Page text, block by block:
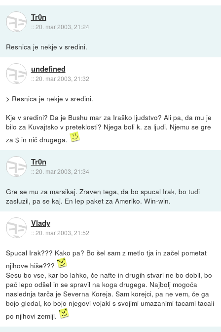
Tr0n
::20. mar 2003, 21:24
Resnica je nekje v sredini.
undefined
::20. mar 2003, 21:32
> Resnica je nekje v sredini.
Kje v sredini? Da je Bushu mar za Iraško ljudstvo? Ali pa, da mu je
bilo za Kuvajtsko v preteklosti? Njega boli k. za ljudi. Njemu se gre
za $ in nič drugega.
Tr0n
::20. mar 2003, 21:34
Gre se mu za marsikaj. Zraven tega, da bo spucal Irak, bo tudi
zasluzil, pa se kaj. En lep paket za Ameriko. Win-win.
Vlady
::20. mar 2003, 21:52
Spucal Irak??? Kako pa? Bo šel sam z metlo tja in začel pometat
njihove hiše???
Sesu bo vse, kar bo lahko, če nafte in drugih stvari ne bo dobil, bo
pač lepo odšel in se spravil na koga drugega. Najbolj mogoča
naslednja tarča je Severna Koreja. Sam korejci, pa ne vem, če ga
bojo gledal, ko bojo njegovi vojaki s svojimi umazanimi tacami tacali
po njihovi zemlji.